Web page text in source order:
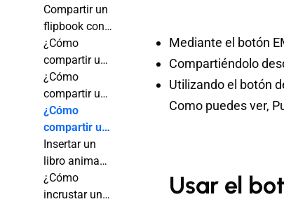
flipbook en
mi sitio web?
Compartir un
flipbook con
un enlace
¿Cómo
compartir un
enlace de
flipbook para
que se abra
en una
página
específica?
¿Cómo
compartir un
libro animado
en las redes
sociales?
¿Cómo
compartir un
flipbook por
correo
electrónico?
Insertar un
libro animado
en tu correo
electrónico
¿Cómo
incrustar un
Mediante el botón
Compartiéndolo
Utilizando el botón
Como puedes ver,
Usar el